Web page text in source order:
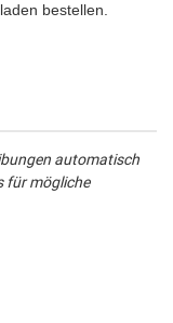
bestellen.
automatisch
für mögliche